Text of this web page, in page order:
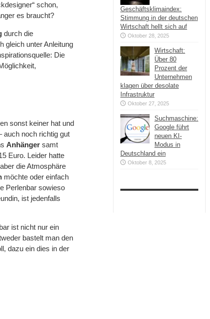
schon,
es braucht?
durch die
gleich unter Anleitung
Die
sonst keiner hat und
auch noch richtig gut
Anhänger samt
Euro. Leider hatte
die Atmosphäre
möchte oder einfach
Perlenbar sowieso
ist jedenfalls
ist nicht nur ein
bastelt man den
dazu ein dies in der
Geschäftsklimaindex:
Stimmung in der deutschen
Wirtschaft hellt sich auf
Oktober 28, 2025
Wirtschaft:
Über 80
Prozent der
Unternehmen
klagen über desolate
Infrastruktur
Oktober 27, 2025
Suchmaschine:
Google führt
neuen KI-
Modus in
Deutschland ein
Oktober 8, 2025